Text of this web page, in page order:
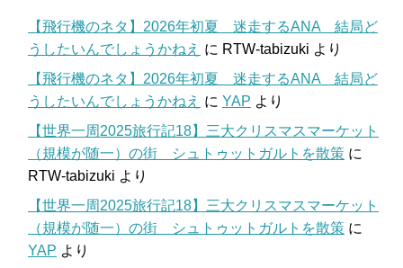
【飛行機のネタ】2026年初夏 迷走するANA 結局ど
うしたいんでしょうかねえ に RTW-tabizuki より
【飛行機のネタ】2026年初夏 迷走するANA 結局ど
うしたいんでしょうかねえ に YAP より
【世界一周2025旅行記18】三大クリスマスマーケット
（規模が随一）の街 シュトゥットガルトを散策 に
RTW-tabizuki より
【世界一周2025旅行記18】三大クリスマスマーケット
（規模が随一）の街 シュトゥットガルトを散策 に
YAP より